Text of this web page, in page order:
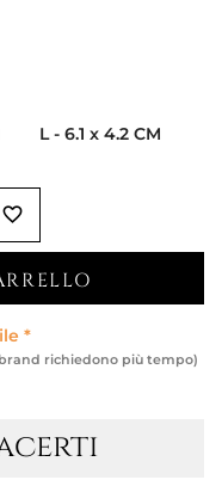
L - 6.1 x 4.2 CM
favorite_border
*
richiedono più tempo)